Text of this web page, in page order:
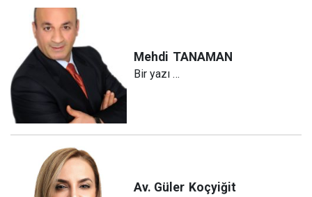
Mehdi TANAMAN
Bir yazı …
Av. Güler Koçyiğit